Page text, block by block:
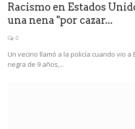
Racismo en Estados
una nena "por cazar...
0
Un vecino llamó a la policía cuando vio a
negra de 9 años,...